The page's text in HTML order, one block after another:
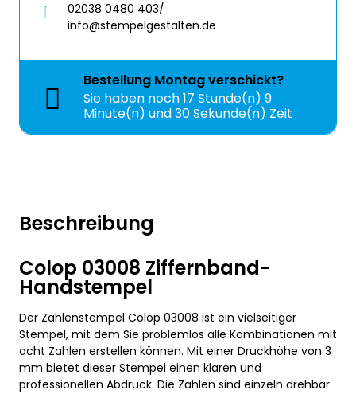
Beschreibung
Colop 03008 Ziffernband-
Handstempel
Der Zahlenstempel Colop 03008 ist ein vielseitiger
Stempel, mit dem Sie problemlos alle Kombinationen mit
acht Zahlen erstellen können. Mit einer Druckhöhe von 3
mm bietet dieser Stempel einen klaren und
professionellen Abdruck. Die Zahlen sind einzeln drehbar.
02038 0480 403/
info@stempelgestalten.de
Bestellung Montagverschickt?
Sie haben noch17 Stunde(n) 9
Minute(n) und 30 Sekunde(n) Zeit